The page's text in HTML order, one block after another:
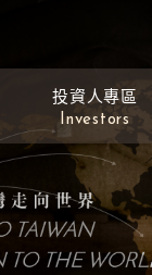
投資人專區
Investors